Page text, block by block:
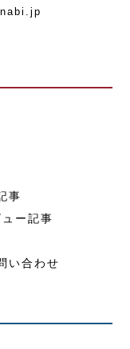
事
ー記事
い合わせ